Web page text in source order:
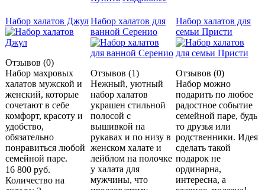
Набор халатов Джул
Отзывов (0)
Набор махровых
халатов мужской и
женский, которые
сочетают в себе
комфорт, красоту и
удобство,
обязательно
понравиться любой
семейной паре.
16 800 руб.
Количество на
Набор халатов для
ванной Серенио
Отзывов (1)
Нежный, уютный
набор халатов
украшен стильной
полосой с
вышивкой на
рукавах и по низу в
женском халате и
лейблом на полочке
у халата для
мужчины, что
Набор халатов для
семьи Присти
Отзывов (0)
Набор можно
подарить по любое
радостное событие
семейной паре, будь
то друзья или
родственники. Идея
сделать такой
подарок не
ординарна,
интересна, а